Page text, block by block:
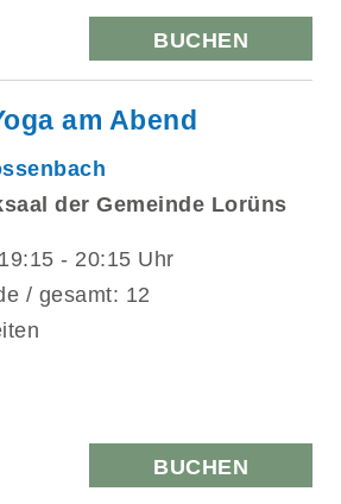
BUCHEN
am Abend
der Gemeinde Lorüns
- 20:15 Uhr
/ gesamt: 12
BUCHEN